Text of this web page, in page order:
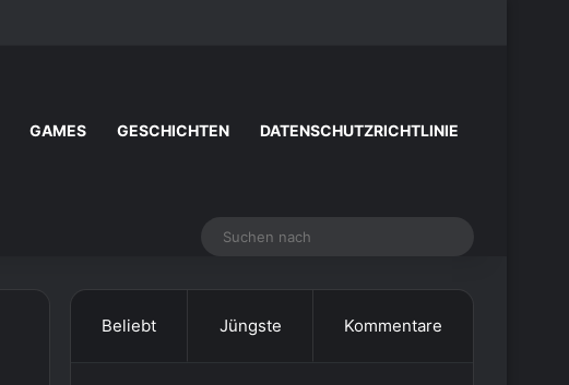
GAMES GESCHICHTEN DATENSCHUTZRICHTLINIE
Beliebt Jüngste Kommentare